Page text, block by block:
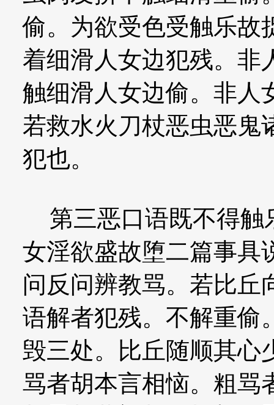
偷。为欲受色受触乐故
着细滑人女边犯残。非
触细滑人女边偷。非人
若救水火刀杖恶虫恶鬼
犯也。
第三恶口语既不得触
女淫欲盛故堕二篇事具
问反问辨教骂。若比丘
语解者犯残。不解重偷
毁三处。比丘随顺其心
骂者胡本言相恼。粗骂